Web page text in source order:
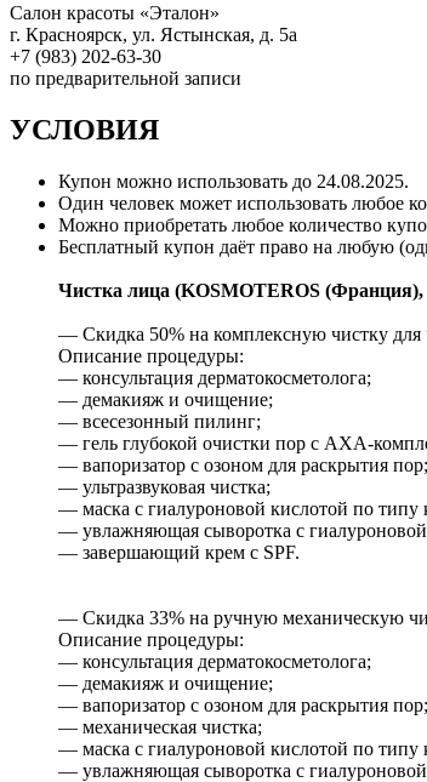
Салон красоты «Эталон»
г. Красноярск, ул. Ястынская, д. 5а
+7 (983) 202-63-30
по предварительной записи
УСЛОВИЯ
Купон можно использовать до 24.08.2025.
Один человек может использовать любое
Можно приобретать любое количество
Бесплатный купон даёт право на любую
Чистка лица (KOSMOTEROS
— Скидка 50% на комплексную чистку для
Описание процедуры:
— консультация дерматокосметолога;
— демакияж и очищение;
— всесезонный пилинг;
— гель глубокой очистки пор с АХА-
— вапоризатор с озоном для раскрытия пор;
— ультразвуковая чистка;
— маска с гиалуроновой кислотой по типу
— увлажняющая сыворотка с
— завершающий крем с SPF.
— Скидка 33% на ручную механическую
Описание процедуры:
— консультация дерматокосметолога;
— демакияж и очищение;
— вапоризатор с озоном для раскрытия пор;
— механическая чистка;
— маска с гиалуроновой кислотой по типу
— увлажняющая сыворотка с